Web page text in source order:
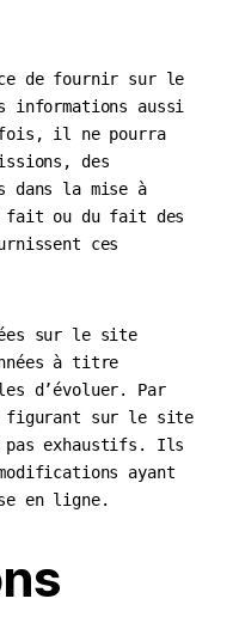
de fournir sur le
informations aussi
il ne pourra
des
dans la mise à
fait ou du fait des
ces
sur le site
à titre
d’évoluer. Par
figurant sur le site
pas exhaustifs. Ils
ayant
en ligne.